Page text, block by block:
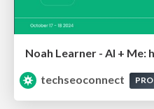
techseoconnect
PRO